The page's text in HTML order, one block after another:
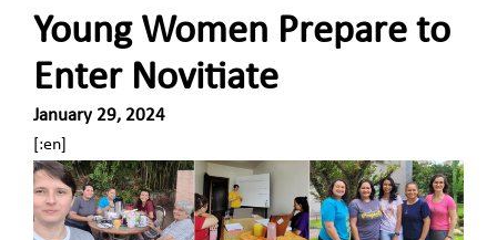
Young Women Prepare to
Enter Novitiate
January 29, 2024
[:en]